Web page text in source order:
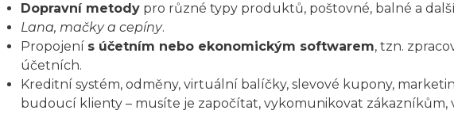
Dopravní metody pro různé typy produktů, poštovné, balné a
Lana, mačky a cepíny.
Propojení s účetním nebo ekonomickým softwarem, tzn.
účetních.
Kreditní systém, odměny, virtuální balíčky, slevové kupony,
budoucí klienty – musíte je započítat, vykomunikovat zákazníkům,